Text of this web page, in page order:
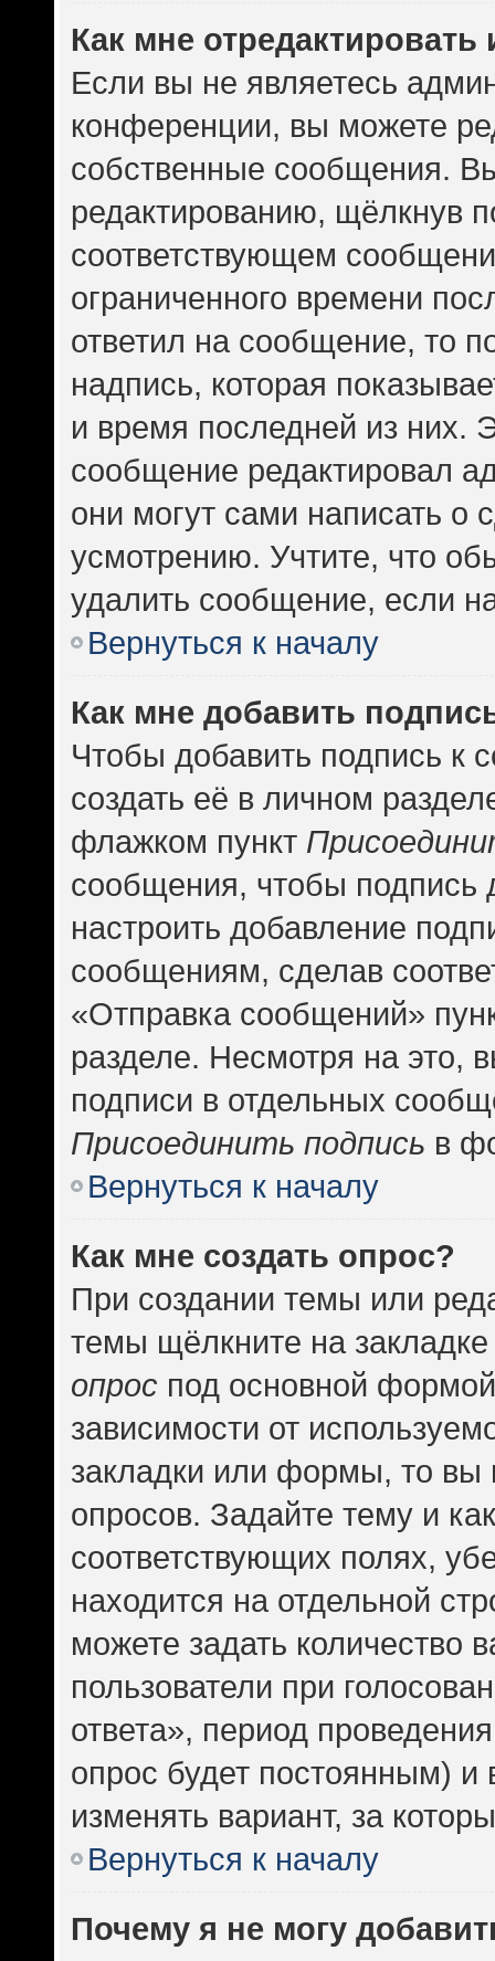
Как мне
Если вы не являетесь
конференции, вы можете
собственные сообщения.
редактированию, щёлкнув
соответствующем
ограниченного времени
ответил на сообщение, то
надпись, которая
и время последней из них.
сообщение редактировал
они могут сами написать о
усмотрению. Учтите, что
удалить сообщение, если
Вернуться к началу
Как мне добавить
Чтобы добавить подпись
создать её в личном
флажком пункт
сообщения, чтобы подпись
настроить добавление
сообщениям, сделав
«Отправка сообщений»
разделе. Несмотря на это,
подписи в отдельных
Присоединить подпись в
Вернуться к началу
Как мне создать опрос?
При создании темы или
темы щёлкните на
опрос под основной
зависимости от
закладки или формы, то вы
опросов. Задайте тему и
соответствующих полях,
находится на отдельной
можете задать количество
пользователи при
ответа», период
опрос будет постоянным) и
изменять вариант, за
Вернуться к началу
Почему я не могу